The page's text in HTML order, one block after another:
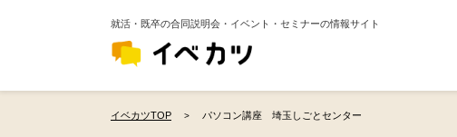
就活・既卒の合同説明会・イベント・セミナーの情報サイト
イベカツTOP パソコン講座 埼玉しごとセンター